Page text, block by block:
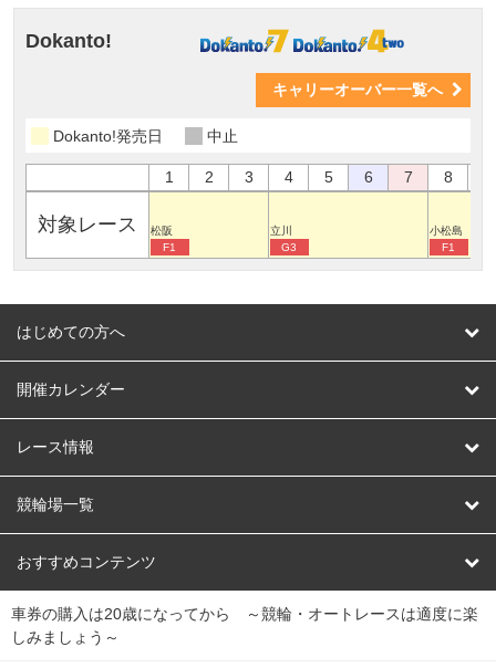
Dokanto!
キャリーオーバー一覧へ
Dokanto!発売日 中止
1 2 3 4 5 6 7 8
対象レース
松阪
F1
立川
G3
小松島
F1
はじめての方へ
はじめての方へ
開催カレンダー
競輪
オートレース
競輪くじ
Dokanto!
レース情報
レース予想
レース結果
キャリーオーバー一覧
競輪場一覧
北日本 函館競輪場
関
東
弥彦競輪場 前橋競輪場 取手競輪場 宇都宮競輪場
おすすめコンテンツ
競輪選手情報
車券の購入は20歳になってから ～競輪・オートレースは適度に楽
しみましょう～